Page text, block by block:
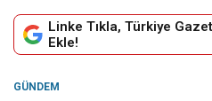
Linke Tıkla, Türkiye
Ekle!
GÜNDEM